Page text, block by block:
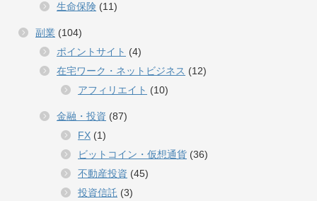
生命保険 (11)
副業 (104)
ポイントサイト (4)
在宅ワーク・ネットビジネス (12)
アフィリエイト (10)
金融・投資 (87)
FX (1)
ビットコイン・仮想通貨 (36)
不動産投資 (45)
投資信託 (3)